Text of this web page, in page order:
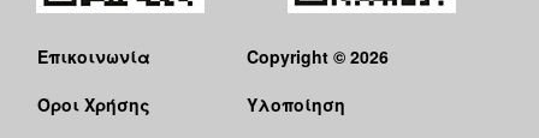
Επικοινωνία
Όροι Χρήσης
Copyright © 2026
Υλοποίηση